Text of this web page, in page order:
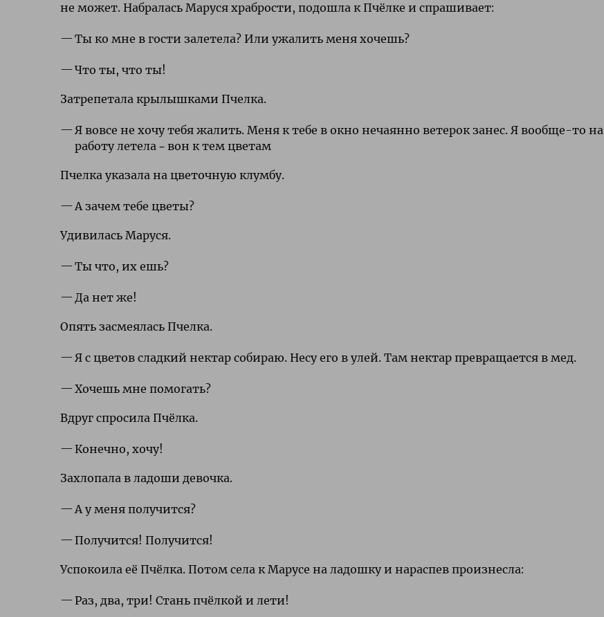
не может. Набралась Маруся храбрости, подошла к Пчёлке и спрашивает:
Ты ко мне в гости залетела? Или ужалить меня хочешь?
Что ты, что ты!
Затрепетала крылышками Пчелка.
Я вовсе не хочу тебя жалить. Меня к тебе в окно нечаянно ветерок занес. Я вообще-то на
работу летела – вон к тем цветам
Пчелка указала на цветочную клумбу.
А зачем тебе цветы?
Удивилась Маруся.
Ты что, их ешь?
Да нет же!
Опять засмеялась Пчелка.
Я с цветов сладкий нектар собираю. Несу его в улей. Там нектар превращается в мед.
Хочешь мне помогать?
Вдруг спросила Пчёлка.
Конечно, хочу!
Захлопала в ладоши девочка.
А у меня получится?
Получится! Получится!
Успокоила её Пчёлка. Потом села к Марусе на ладошку и нараспев произнесла:
Раз, два, три! Стань пчёлкой и лети!